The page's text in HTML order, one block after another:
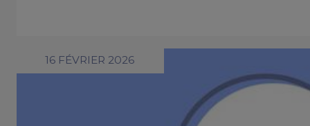
16 FÉVRIER 2026